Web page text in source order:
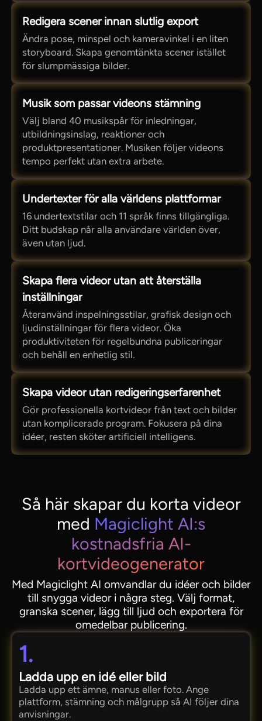
Redigera scener innan slutlig export
Ändra pose, minspel och kameravinkel i en liten
storyboard. Skapa genomtänkta scener istället
för slumpmässiga bilder.
Musik som passar videons stämning
Välj bland 40 musikspår för inledningar,
utbildningsinslag, reaktioner och
produktpresentationer. Musiken följer videons
tempo perfekt utan extra arbete.
Undertexter för alla världens plattformar
16 undertextstilar och 11 språk finns tillgängliga.
Ditt budskap når alla användare världen över,
även utan ljud.
Skapa flera videor utan att återställa
inställningar
Återanvänd inspelningsstilar, grafisk design och
ljudinställningar för flera videor. Öka
produktiviteten för regelbundna publiceringar
och behåll en enhetlig stil.
Skapa videor utan redigeringserfarenhet
Gör professionella kortvideor från text och bilder
utan komplicerade program. Fokusera på dina
idéer, resten sköter artificiell intelligens.
Så här skapar du korta videor
med Magiclight AI:s
kostnadsfria AI-
kortvideogenerator
Med Magiclight AI omvandlar du idéer och bilder
till snygga videor i några steg. Välj format,
granska scener, lägg till ljud och exportera för
omedelbar publicering.
1.
Ladda upp en idé eller bild
Ladda upp ett ämne, manus eller foto. Ange
plattform, stämning och målgrupp så AI följer dina
anvisningar.